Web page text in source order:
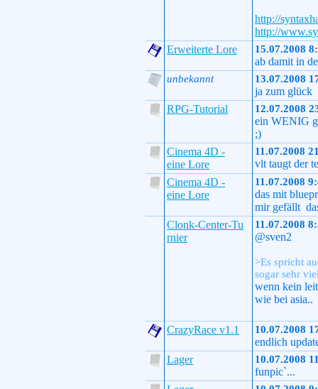
http://
http://
Erweiterte Lore
15.07.2008
ab damit in
unbekannt 13.07.2008
ja zum glück
RPG-Tutorial
12.07.2008
ein WENIG
;)
Cinema 4D -
eine Lore
11.07.2008
vlt taugt der
Cinema 4D -
eine Lore
11.07.2008
das mit
mir gefällt
Clonk-Center-Tu
rnier
11.07.2008
@sven2
>Es spricht
sogar sehr
wenn kein
wie bei asia..
CrazyRace v1.1 10.07.2008
endlich
Lager
10.07.2008
funpic`...